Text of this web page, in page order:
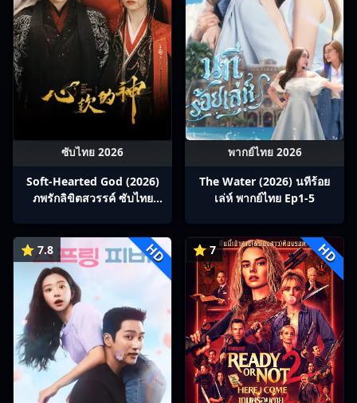
ซับไทย 2026
Soft-Hearted God (2026)
ภพรักลิขิตสวรรค์ ซับไทย
พากย์ไทย 2026
The Water (2026) นทีร้อย
เล่ห์ พากย์ไทย Ep1-5
⭐ 7.8 HD ⭐ 7 HD